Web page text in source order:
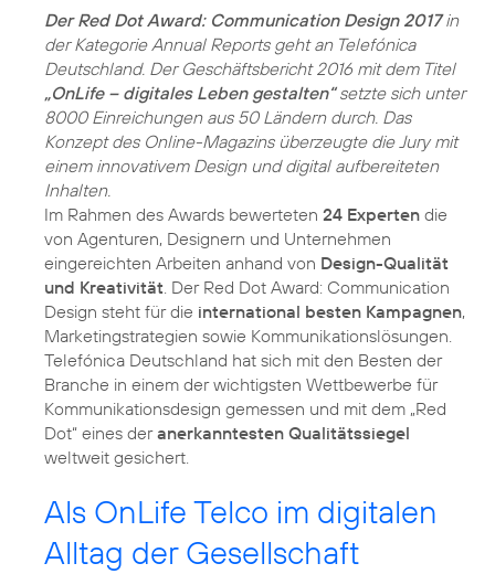
Der Red Dot Award: Communication Design 2017in
der Kategorie Annual Reports geht an Telefónica
Deutschland. Der Geschäftsbericht 2016 mit dem Titel
„OnLife – digitales Leben gestalten“setzte sich unter
8000 Einreichungen aus 50 Ländern durch. Das
Konzept des Online-Magazins überzeugte die Jury mit
einem innovativem Design und digital aufbereiteten
Inhalten.
Im Rahmen des Awards bewerteten 24 Experten die
von Agenturen, Designern und Unternehmen
eingereichten Arbeiten anhand von Design-Qualität
und Kreativität . Der Red Dot Award: Communication
Design steht für die international besten Kampagnen,
Marketingstrategien sowie Kommunikationslösungen.
Telefónica Deutschland hat sich mit den Besten der
Branche in einem der wichtigsten Wettbewerbe für
Kommunikationsdesign gemessen und mit dem „Red
Dot“ eines deranerkanntesten Qualitätssiegel
weltweit gesichert.
Als OnLife Telco im digitalen
Alltag der Gesellschaft